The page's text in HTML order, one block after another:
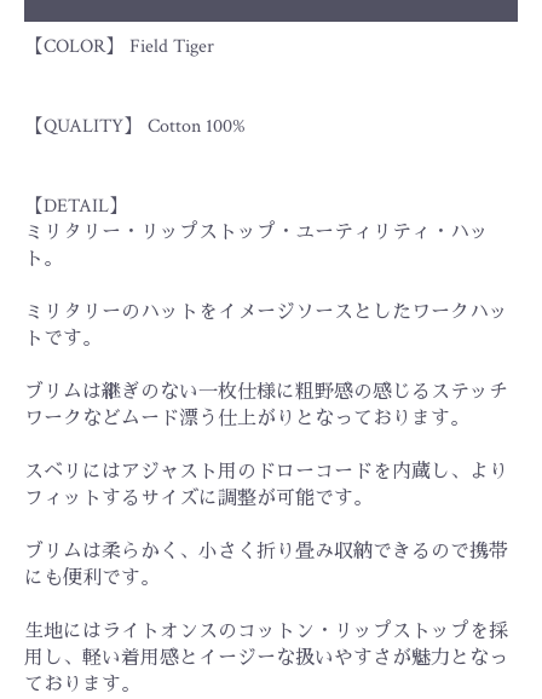
【COLOR】 Field Tiger
【QUALITY】 Cotton 100%
【DETAIL】
ミリタリー・リップストップ・ユーティリティ・ハッ
ト。
ミリタリーのハットをイメージソースとしたワークハッ
トです。
ブリムは継ぎのない一枚仕様に粗野感の感じるステッチ
ワークなどムード漂う仕上がりとなっております。
スベリにはアジャスト用のドローコードを内蔵し、より
フィットするサイズに調整が可能です。
ブリムは柔らかく、小さく折り畳み収納できるので携帯
にも便利です。
生地にはライトオンスのコットン・リップストップを採
用し、軽い着用感とイージーな扱いやすさが魅力となっ
ております。